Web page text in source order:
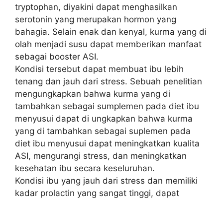
tryptophan, diyakini dapat menghasilkan
serotonin yang merupakan hormon yang
bahagia. Selain enak dan kenyal, kurma yang di
olah menjadi susu dapat memberikan manfaat
sebagai booster ASI.
Kondisi tersebut dapat membuat ibu lebih
tenang dan jauh dari stress. Sebuah penelitian
mengungkapkan bahwa kurma yang di
tambahkan sebagai sumplemen pada diet ibu
menyusui dapat di ungkapkan bahwa kurma
yang di tambahkan sebagai suplemen pada
diet ibu menyusui dapat meningkatkan kualita
ASI, mengurangi stress, dan meningkatkan
kesehatan ibu secara keseluruhan.
Kondisi ibu yang jauh dari stress dan memiliki
kadar prolactin yang sangat tinggi, dapat